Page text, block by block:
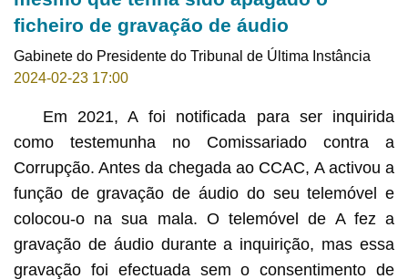
ficheiro de gravação de áudio
Gabinete do Presidente do Tribunal de Última Instância
2024-02-23 17:00
Em 2021, A foi notificada para ser inquirida
como testemunha no Comissariado contra a
Corrupção. Antes da chegada ao CCAC, A activou a
função de gravação de áudio do seu telemóvel e
colocou-o na sua mala. O telemóvel de A fez a
gravação de áudio durante a inquirição, mas essa
gravação foi efectuada sem o consentimento de